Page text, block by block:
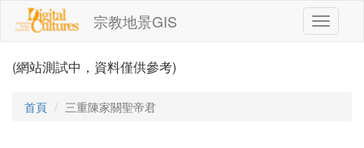
移至主內容
宗教地景GIS
Toggle
(網站測試中，資料僅供參考)
首頁 三重陳家關聖帝君